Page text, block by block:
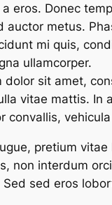
eros. Donec
auctor metus.
mi quis,
ullamcorper.
dolor sit amet,
vitae mattis. In
convallis,
pretium
non interdum
Sed sed eros